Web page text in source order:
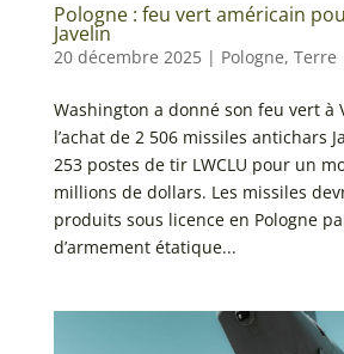
Pologne : feu vert américain
Javelin
20 décembre 2025| Pologne, Terre
Washington a donné son feu vert à
l’achat de 2 506 missiles antichars
253 postes de tir LWCLU pour un
millions de dollars. Les missiles
produits sous licence en Pologne
d’armement étatique...